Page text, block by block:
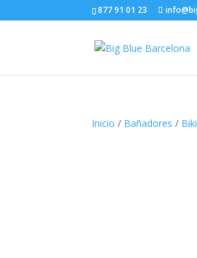
877 91 01 23
Inicio / Bañadores /